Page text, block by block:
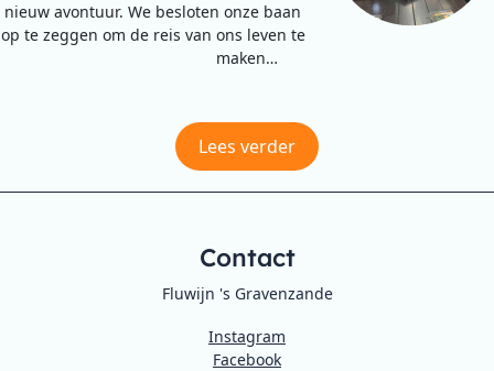
nieuw avontuur. We besloten onze baan
op te zeggen om de reis van ons leven te
maken…
Lees verder
Contact
Fluwijn 's Gravenzande
Instagram
Facebook